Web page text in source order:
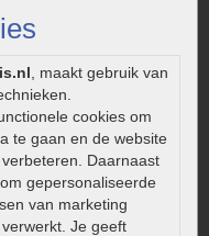
, maakt gebruik van
cookies om
te gaan en de website
Daarnaast
gepersonaliseerde
van marketing
Je geeft